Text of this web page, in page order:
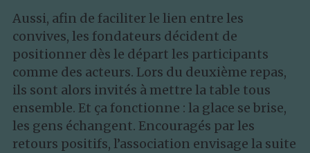
Aussi, afin de faciliter le lien entre les
convives, les fondateurs décident de
positionner dès le départ les participants
comme des acteurs. Lors du deuxième repas,
ils sont alors invités à mettre la table tous
ensemble. Et ça fonctionne : la glace se brise,
les gens échangent. Encouragés par les
retours positifs, l’association envisage la suite